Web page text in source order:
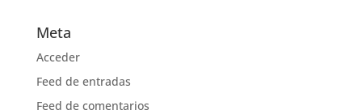
Meta
Acceder
Feed de entradas
Feed de comentarios